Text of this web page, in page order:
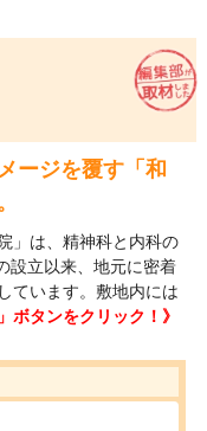
ージを覆す「和
」は、精神科と内科の
設立以来、地元に密着
ています。敷地内には
タンをクリック！》